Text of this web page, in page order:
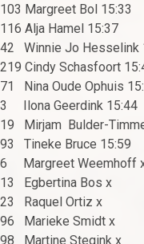
103 Margreet Bol 15:33
116 Alja Hamel 15:37
42 Winnie Jo Hesselink
219 Cindy Schasfoort
71 Nina Oude Ophuis
3 Ilona Geerdink 15:44
19 Mirjam Bulder-
93 Tineke Bruce 15:59
6 Margreet Weemhoff
13 Egbertina Bos x
23 Raquel Ortiz x
96 Marieke Smidt x
98 Martine Stegink x